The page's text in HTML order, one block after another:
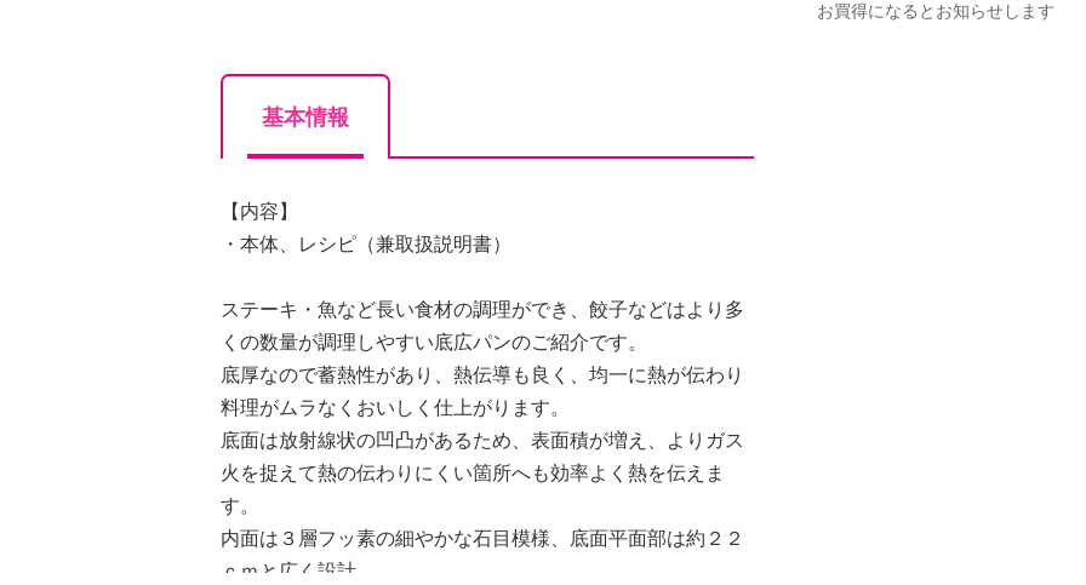
基本情報
【内容】
・本体、レシピ（兼取扱説明書）
ステーキ・魚など長い食材の調理ができ、餃子などはより多
くの数量が調理しやすい底広パンのご紹介です。
底厚なので蓄熱性があり、熱伝導も良く、均一に熱が伝わり
料理がムラなくおいしく仕上がります。
底面は放射線状の凹凸があるため、表面積が増え、よりガス
火を捉えて熱の伝わりにくい箇所へも効率よく熱を伝えま
す。
内面は３層フッ素の細やかな石目模様、底面平面部は約２２
ｃｍと広く設計。
お買得になるとお知らせします